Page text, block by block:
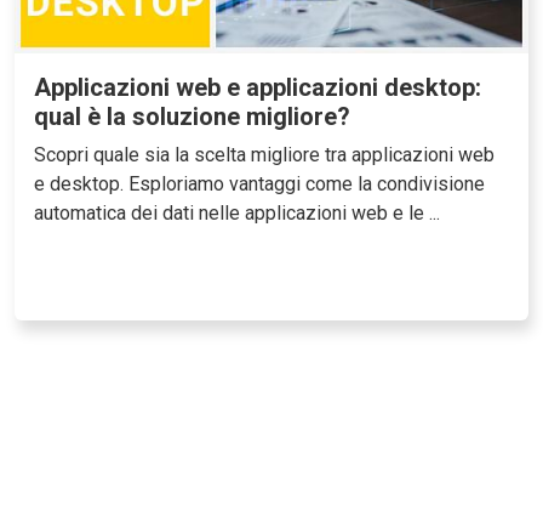
Applicazioni web e applicazioni desktop:
qual è la soluzione migliore?
Scopri quale sia la scelta migliore tra applicazioni web
e desktop. Esploriamo vantaggi come la condivisione
automatica dei dati nelle applicazioni web e le ...